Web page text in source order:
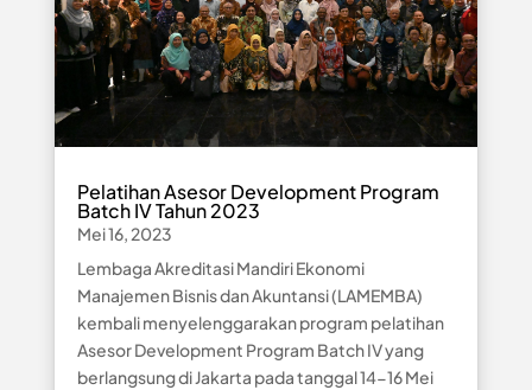
Pelatihan Asesor Development Program
Batch IV Tahun 2023
Mei 16, 2023
Lembaga Akreditasi Mandiri Ekonomi
Manajemen Bisnis dan Akuntansi (LAMEMBA)
kembali menyelenggarakan program pelatihan
Asesor Development Program Batch IV yang
berlangsung di Jakarta pada tanggal 14-16 Mei